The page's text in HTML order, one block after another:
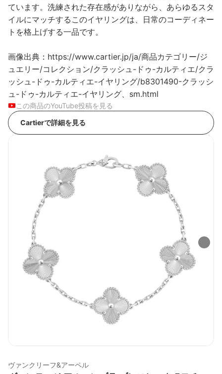
ています。洗練された存在感がありながら、あらゆるスタ
イルにマッチするこのイヤリングは、日常のコーディネー
トを格上げする一品です。
画像出典：https://www.cartier.jp/ja/商品カテゴリー/ジ
ュエリー/コレクション/クラッシュ-ドゥ-カルティエ/クラ
ッシュ-ドゥ-カルティエ-イヤリング/b8301490-クラッシ
ュ-ドゥ-カルティエ-イヤリング、sm.html
この商品のYouTube投稿を見る
Cartierで詳細を見る
ヴァンクリーフ&アーペル